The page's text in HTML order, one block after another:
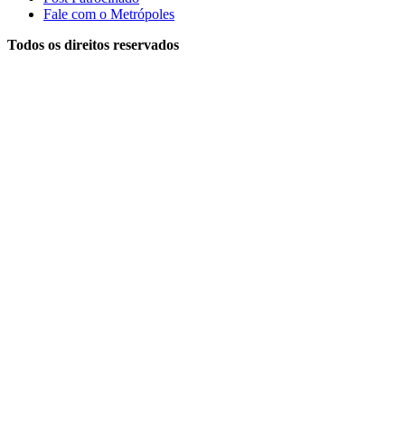
Fale com o Metrópoles
Todos os direitos reservados